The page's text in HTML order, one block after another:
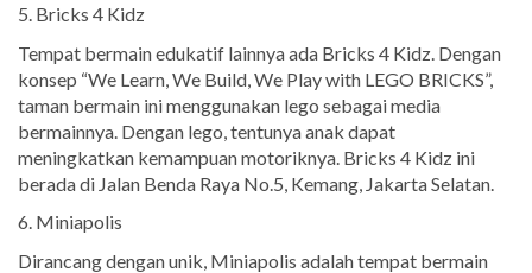
5. Bricks 4 Kidz
Tempat bermain edukatif lainnya ada Bricks 4 Kidz. Dengan
konsep “We Learn, We Build, We Play with LEGO BRICKS”,
taman bermain ini menggunakan lego sebagai media
bermainnya. Dengan lego, tentunya anak dapat
meningkatkan kemampuan motoriknya. Bricks 4 Kidz ini
berada di Jalan Benda Raya No.5, Kemang, Jakarta Selatan.
6. Miniapolis
Dirancang dengan unik, Miniapolis adalah tempat bermain